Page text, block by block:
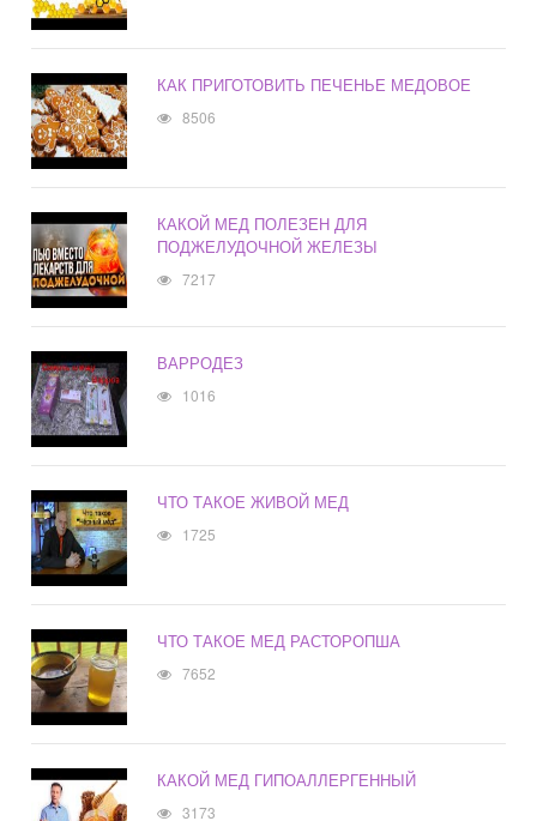
КАК ПРИГОТОВИТЬ ПЕЧЕНЬЕ МЕДОВОЕ
8506
КАКОЙ МЕД ПОЛЕЗЕН ДЛЯ
ПОДЖЕЛУДОЧНОЙ ЖЕЛЕЗЫ
7217
ВАРРОДЕЗ
1016
ЧТО ТАКОЕ ЖИВОЙ МЕД
1725
ЧТО ТАКОЕ МЕД РАСТОРОПША
7652
КАКОЙ МЕД ГИПОАЛЛЕРГЕННЫЙ
3173